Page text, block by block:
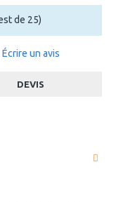
Écrire un avis
de 25)
DEVIS